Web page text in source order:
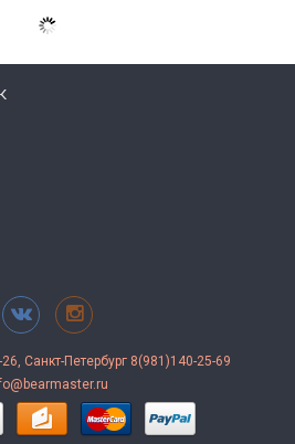
Санкт-Петербург 8(981)140-25-69